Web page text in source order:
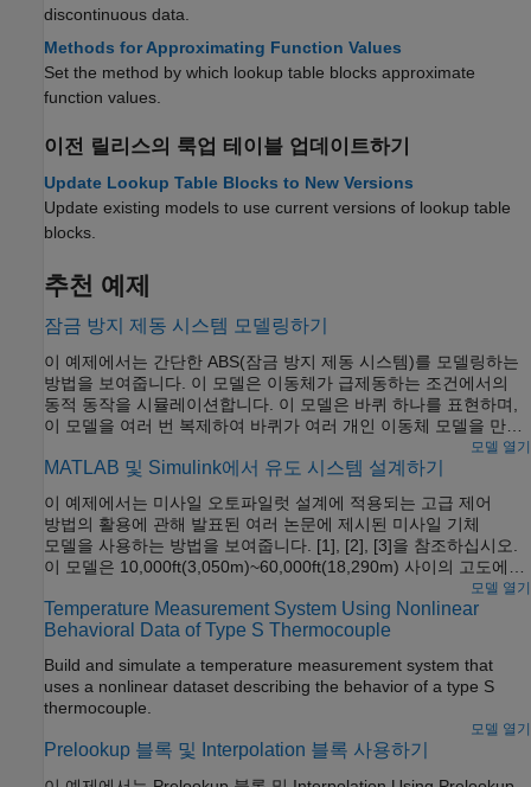
discontinuous data.
Methods for Approximating Function Values
Set the method by which lookup table blocks approximate
function values.
이전 릴리스의 룩업 테이블 업데이트하기
Update Lookup Table Blocks to New Versions
Update existing models to use current versions of lookup table
blocks.
추천 예제
잠금 방지 제동 시스템 모델링하기
이 예제에서는 간단한 ABS(잠금 방지 제동 시스템)를 모델링하는
방법을 보여줍니다. 이 모델은 이동체가 급제동하는 조건에서의
동적 동작을 시뮬레이션합니다. 이 모델은 바퀴 하나를 표현하며,
이 모델을 여러 번 복제하여 바퀴가 여러 개인 이동체 모델을 만들
모델 열기
MATLAB 및 Simulink에서 유도 시스템 설계하기
이 예제에서는 미사일 오토파일럿 설계에 적용되는 고급 제어
방법의 활용에 관해 발표된 여러 논문에 제시된 미사일 기체
모델을 사용하는 방법을 보여줍니다. [1], [2], [3]을 참조하십시오.
이 모델은 10,000ft(3,050m)~60,000ft(18,290m) 사이의 고도에서
마하 2~마하 4 사이의 속도로 이동하며, 일반적인 받음각(angle of
attack)이 +/-20도 사이인 꼬리 제어 미사일을 나타냅니다.
모델 열기
Temperature Measurement System Using Nonlinear
Behavioral Data of Type S Thermocouple
Build and simulate a temperature measurement system that
uses a nonlinear dataset describing the behavior of a type S
thermocouple.
모델 열기
Prelookup 블록 및 Interpolation 블록 사용하기